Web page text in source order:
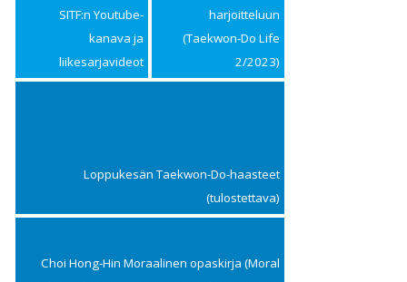
SITF:n Youtube-
kanava ja
liikesarjavideot
harjoitteluun
(Taekwon-Do Life
2/2023)
Loppukesän Taekwon-Do-haasteet
(tulostettava)
Choi Hong-Hin Moraalinen opaskirja (Moral